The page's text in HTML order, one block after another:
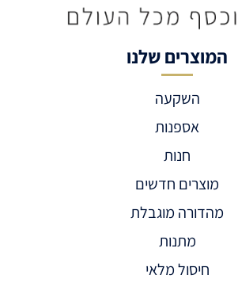
המוצרים שלנו
השקעה
אספנות
חנות
מוצרים חדשים
מהדורה מוגבלת
מתנות
חיסול מלאי